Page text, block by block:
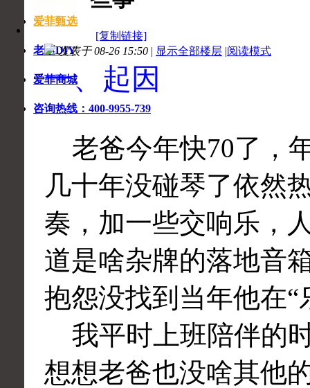
页
爱菲甄选
老赵DIY
爱菲商城
咨询热线：400-9955-739
[复制链接]
发表于 08-26 15:50 | 显示全部楼层 |阅读模式
一、起因
老爸今年快70了，
几十年没碰琴了依然
奏，加一些交响乐，
道是啥杂牌的落地音
抱怨没找到当年他在“
我平时上班陪伴的
想想老爸也没啥其他